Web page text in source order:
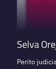
Selva
Perito